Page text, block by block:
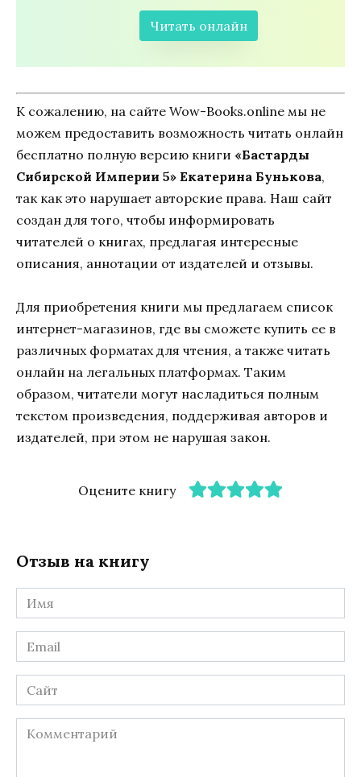
Читать онлайн
К сожалению, на сайте Wow-Books.online мы не
можем предоставить возможность читать онлайн
бесплатно полную версию книги «Бастарды
Сибирской Империи 5» Екатерина Бунькова,
так как это нарушает авторские права. Наш сайт
создан для того, чтобы информировать
читателей о книгах, предлагая интересные
описания, аннотации от издателей и отзывы.
Для приобретения книги мы предлагаем список
интернет-магазинов, где вы сможете купить ее в
различных форматах для чтения, а также читать
онлайн на легальных платформах. Таким
образом, читатели могут насладиться полным
текстом произведения, поддерживая авторов и
издателей, при этом не нарушая закон.
Оцените книгу
Отзыв на книгу
Имя
*
Email
*
Сайт
Комментарий